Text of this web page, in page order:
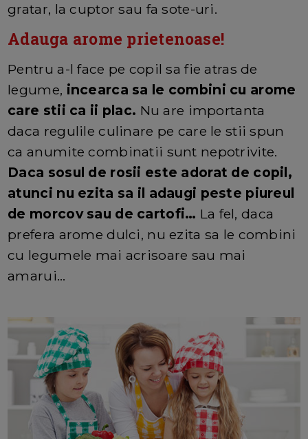
gratar, la cuptor sau fa sote-uri.
Adauga arome prietenoase!
Pentru a-l face pe copil sa fie atras de
legume, incearca sa le combini cu arome
care stii ca ii plac. Nu are importanta
daca regulile culinare pe care le stii spun
ca anumite combinatii sunt nepotrivite.
Daca sosul de rosii este adorat de copil,
atunci nu ezita sa il adaugi peste piureul
de morcov sau de cartofi… La fel, daca
prefera arome dulci, nu ezita sa le combini
cu legumele mai acrisoare sau mai
amarui…